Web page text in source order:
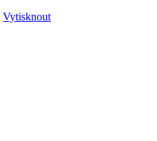
Vytisknout